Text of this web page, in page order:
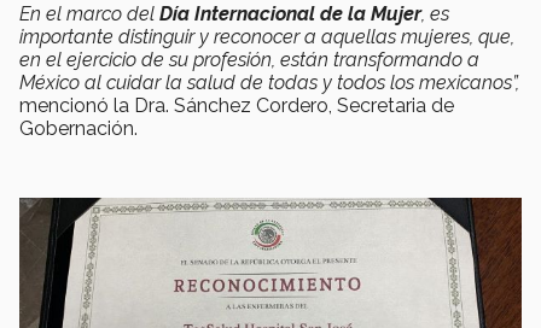
En el marco del Día Internacional de la Mujer, es
importante distinguir y reconocer a aquellas mujeres, que,
en el ejercicio de su profesión, están transformando a
México al cuidar la salud de todas y todos los mexicanos”,
mencionó la Dra. Sánchez Cordero, Secretaria de
Gobernación.